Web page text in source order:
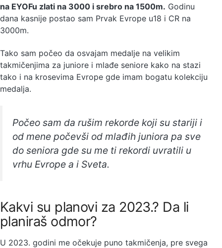
na EYOFu zlati na 3000 i srebro na 1500m. Godinu
dana kasnije postao sam Prvak Evrope u18 i CR na
3000m.
Tako sam počeo da osvajam medalje na velikim
takmičenjima za juniore i mlađe seniore kako na stazi
tako i na krosevima Evrope gde imam bogatu kolekciju
medalja.
Počeo sam da rušim rekorde koji su stariji i
od mene počevši od mlađih juniora pa sve
do seniora gde su me ti rekordi uvratili u
vrhu Evrope a i Sveta.
Kakvi su planovi za 2023.? Da li
planiraš odmor?
U 2023. godini me očekuje puno takmičenja, pre svega